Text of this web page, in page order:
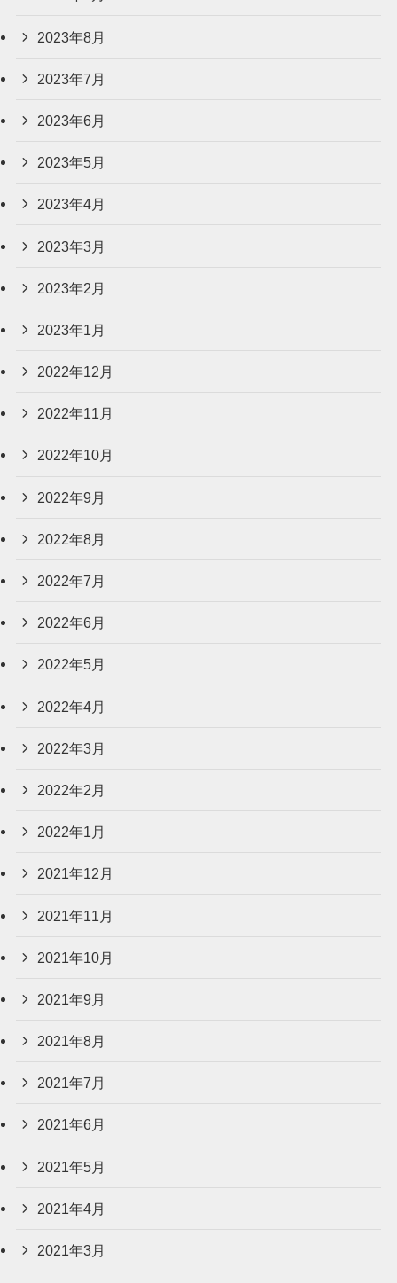
2023年8月
2023年7月
2023年6月
2023年5月
2023年4月
2023年3月
2023年2月
2023年1月
2022年12月
2022年11月
2022年10月
2022年9月
2022年8月
2022年7月
2022年6月
2022年5月
2022年4月
2022年3月
2022年2月
2022年1月
2021年12月
2021年11月
2021年10月
2021年9月
2021年8月
2021年7月
2021年6月
2021年5月
2021年4月
2021年3月